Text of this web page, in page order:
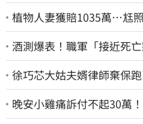
植物人妻獲賠1035萬…尪
酒測爆表！職軍「接近死
徐巧芯大姑夫婿律師棄保
晚安小雞痛訴付不起30萬